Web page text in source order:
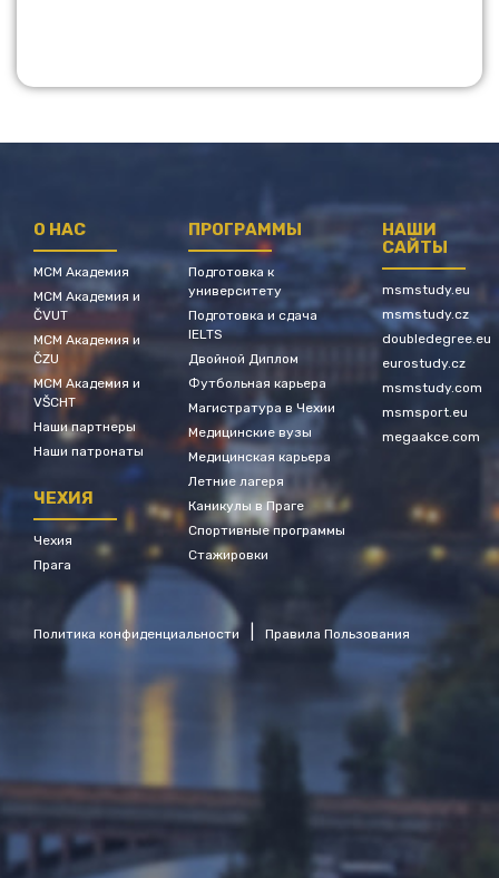
О НАС
МСМ Академия
МСМ Академия и
ČVUT
МСМ Академия и
ČZU
МСМ Академия и
VŠCHT
Наши партнеры
Наши патронаты
ЧЕХИЯ
Чехия
Прага
ПРОГРАММЫ
Подготовка к
университету
Подготовка и сдача
IELTS
Двойной Диплом
Футбольная карьера
Магистратура в Чехии
Медицинские вузы
Медицинская карьера
Летние лагеря
Каникулы в Праге
Спортивные программы
Стажировки
НАШИ
САЙТЫ
msmstudy.eu
msmstudy.cz
doubledegree.eu
eurostudy.cz
msmstudy.com
msmsport.eu
megaakce.com
Политика конфиденциальности Правила Пользования